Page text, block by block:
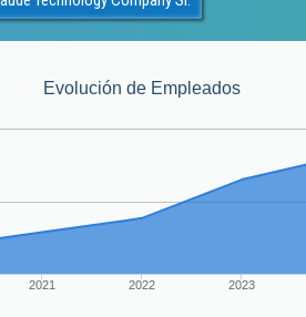
Evolución de Empleados
2021 2022 2023